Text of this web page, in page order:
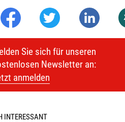
Sie sich für unseren
Newsletter an:
anmelden
INTERESSANT